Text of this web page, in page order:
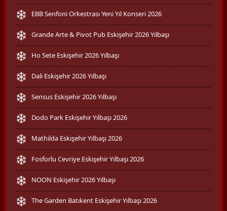
EBB Senfoni Orkestrası Yeni Yıl Konseri 2026
Grande Arte & Pivot Pub Eskişehir 2026 Yılbaşı
Ho Sete Eskişehir 2026 Yılbaşı
Dali Eskişehir 2026 Yılbaşı
Sensus Eskişehir 2026 Yılbaşı
Dodo Park Eskişehir Yılbaşı 2026
Mathilda Eskişehir Yılbaşı 2026
Fosforlu Cevriye Eskişehir Yılbaşı 2026
NOON Eskişehir 2026 Yılbaşı
The Garden Batıkent Eskişehir Yılbaşı 2026